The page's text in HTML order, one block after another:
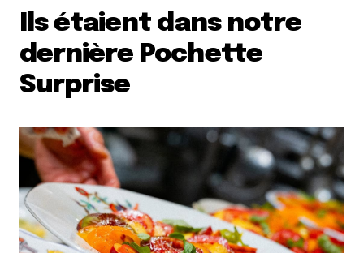
Si je gagne ce super pack, je promets de passer un
super moment en famille ?
Caroline
1 juin 2021 à 12 h 29 min
Répondre
Si je gagne le package de visites, je promets de ne
pas y laisser mes enfants !
Darcq louise
1 juin 2021 à 12 h 36 min
Ils étaient dans notre
dernière Pochette
Surprise